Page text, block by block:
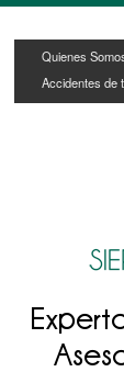
Skip
content
Skip
main
Quienes
Accidentes de